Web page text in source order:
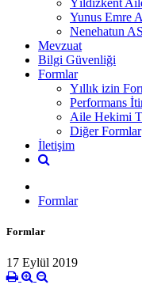
Yunus Emre
Nenehatun
Mevzuat
Bilgi Güvenliği
Formlar
Yıllık izin
Performans
Aile Hekimi
Diğer Formlar
İletişim
Formlar
Formlar
17 Eylül 2019